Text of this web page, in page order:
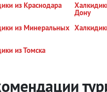
из Краснодара
Дону
из Минеральных
из Томска